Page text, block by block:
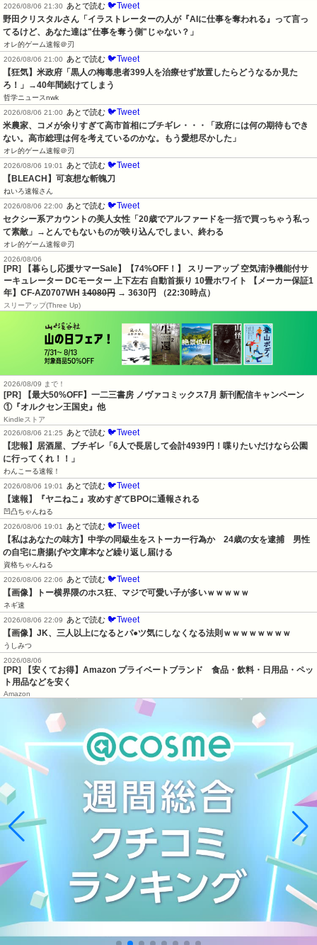
2026/08/06 21:30 あとで読む 🐦Tweet
野田クリスタルさん「イラストレーターの人が『AIに仕事を奪われる』って言っ
てるけど、あなた達は"仕事を奪う側"じゃない？」
オレ的ゲーム速報＠刃
2026/08/06 21:00 あとで読む 🐦Tweet
【狂気】米政府「黒人の梅毒患者399人を治療せず放置したらどうなるか見た
ろ！」→40年間続けてしまう
哲学ニュースnwk
2026/08/06 21:00 あとで読む 🐦Tweet
米農家、コメが余りすぎて高市首相にブチギレ・・・「政府には何の期待もでき
ない。高市総理は何を考えているのかな。もう愛想尽かした」
オレ的ゲーム速報＠刃
2026/08/06 19:01 あとで読む 🐦Tweet
【BLEACH】可哀想な斬魄刀
ねいろ速報さん
2026/08/06 22:00 あとで読む 🐦Tweet
セクシー系アカウントの美人女性「20歳でアルファードを一括で買っちゃう私っ
て素敵」→とんでもないものが映り込んでしまい、終わる
オレ的ゲーム速報＠刃
2026/08/06
[PR] 【暮らし応援サマーSale】【74%OFF！】 スリーアップ 空気清浄機能付サ
ーキュレーター DCモーター 上下左右 自動首振り 10畳ホワイト 【メーカー保証1
年】CF-AZ0707WH 14080円 → 3630円 （22:30時点）
スリーアップ(Three Up)
2026/08/09 まで！
[PR] 【最大50%OFF】一二三書房 ノヴァコミックス7月 新刊配信キャンペーン
①『オルクセン王国史』他
Kindleストア
2026/08/06 21:25
あとで読む 🐦Tweet
【悲報】居酒屋、ブチギレ「6人で長居して会計4939円！喋りたいだけなら公園
に行ってくれ！！」
わんこーる速報！
2026/08/06 19:01
あとで読む 🐦Tweet
【速報】『ヤニねこ』攻めすぎてBPOに通報される
凹凸ちゃんねる
2026/08/06 19:01
あとで読む 🐦Tweet
【私はあなたの味方】中学の同級生をストーカー行為か　24歳の女を逮捕　男性
の自宅に唐揚げや文庫本など繰り返し届ける
資格ちゃんねる
2026/08/06 22:06
あとで読む 🐦Tweet
【画像】トー横界隈のホス狂、マジで可愛い子が多いｗｗｗｗｗ
ネギ速
2026/08/06 22:09
あとで読む 🐦Tweet
【画像】JK、三人以上になるとパ●ツ気にしなくなる法則ｗｗｗｗｗｗｗｗ
うしみつ
2026/08/06
[PR] 【安くてお得】Amazon プライベートブランド 食品・飲料・日用品・ペッ
ト用品などを安く
Amazon